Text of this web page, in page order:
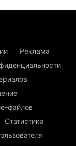
Реклама
файлов
Статистика